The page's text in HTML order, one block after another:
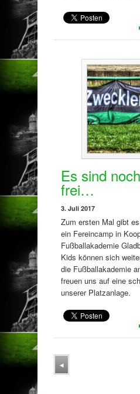
Es sind
frei…
3. Juli 2017
Zum ersten Mal gibt
ein Fereincamp in
Fußballakademie
Kids können sich
die Fußballakademie
freuen uns auf eine
unserer Platzanlage.
◂